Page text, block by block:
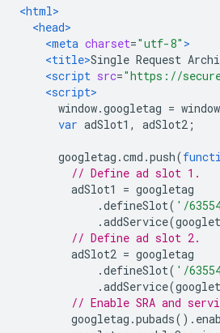
<html>
<head>
<meta charset="utf-8" >
<title>Single Request
<script src="https://
<script>
window.googletag = window
var adSlot1 , adSlot2 ;
googletag .cmd .push(
// Define ad slot 1.
adSlot1 = googletag
.defineSlot( '/
.addService(
// Define ad slot 2.
adSlot2 = googletag
.defineSlot( '/
.addService(
// Enable SRA and
googletag .pubads().